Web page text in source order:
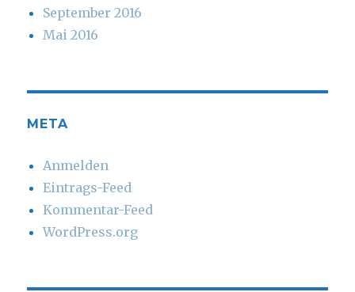
September 2016
Mai 2016
META
Anmelden
Eintrags-Feed
Kommentar-Feed
WordPress.org